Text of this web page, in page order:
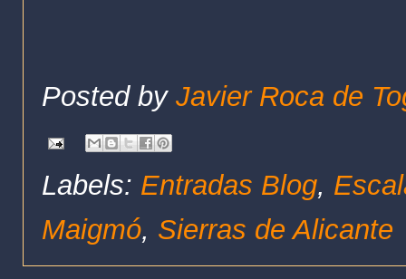
Posted by Javier Roca de
Labels: Entradas Blog,
Maigmó, Sierras de Alicante